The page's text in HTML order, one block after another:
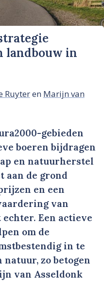
landbouw in
Ruyteren Marijn van
gebieden
boeren bijdragen
en natuurherstel
aan de grond
en een
van
Een actieve
om de
in te
zo betogen
van Asseldonk